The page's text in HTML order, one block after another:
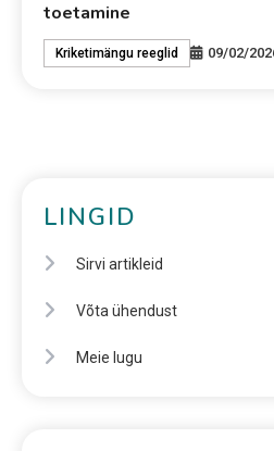
toetamine
Kriketimängu reeglid 09/02/
LINGID
Sirvi artikleid
Võta ühendust
Meie lugu